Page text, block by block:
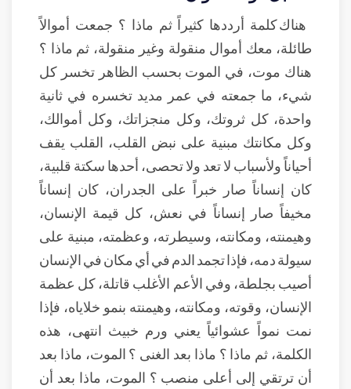
هناك كلمة أرددها كثيراً ثم ماذا ؟ جمعت أموالاً
طائلة، معك أموال منقولة وغير منقولة، ثم ماذا ؟
هناك موت، في الموت بحسب الظاهر تخسر كل
شيء، ما جمعته في عمر مديد تخسره في ثانية
واحدة، كل ثروتك، وكل منجزاتك، وكل أموالك،
وكل مكانتك مبنية على نبض القلب، القلب يقف
أحياناً ولأسباب لا تعد ولا تحصى، أحدها سكتة قلبية،
كان إنساناً صار خبراً على الجدران، كان إنساناً
مخيفاً صار إنساناً في نعش، كل قيمة الإنسان،
وهيمنته، ومكانته، وسيطرته، وعظمته، مبنية على
سيولة دمه، فإذا تجمد الدم في أي مكان في الإنسان
أصيب بجلطة، وفي الأعم الأغلب قاتلة، كل عظمة
الإنسان، وقوته، ومكانته، وهيمنته بنمو خلاياه، فإذا
نمت نمواً عشوائياً يعني ورم خبيث انتهى، هذه
الكلمة، ثم ماذا ؟ ماذا بعد الغنى ؟ الموت، ماذا بعد
أن ترتقي إلى أعلى منصب ؟ الموت، ماذا بعد أن